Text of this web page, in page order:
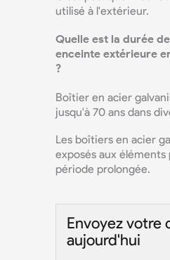
utilisé à l'extérieur.
Quelle est la durée
enceinte extérieure
?
Boîtier en acier
jusqu'à 70 ans dans
Les boîtiers en acier
exposés aux éléments
période prolongée.
Envoyez votre
aujourd'hui